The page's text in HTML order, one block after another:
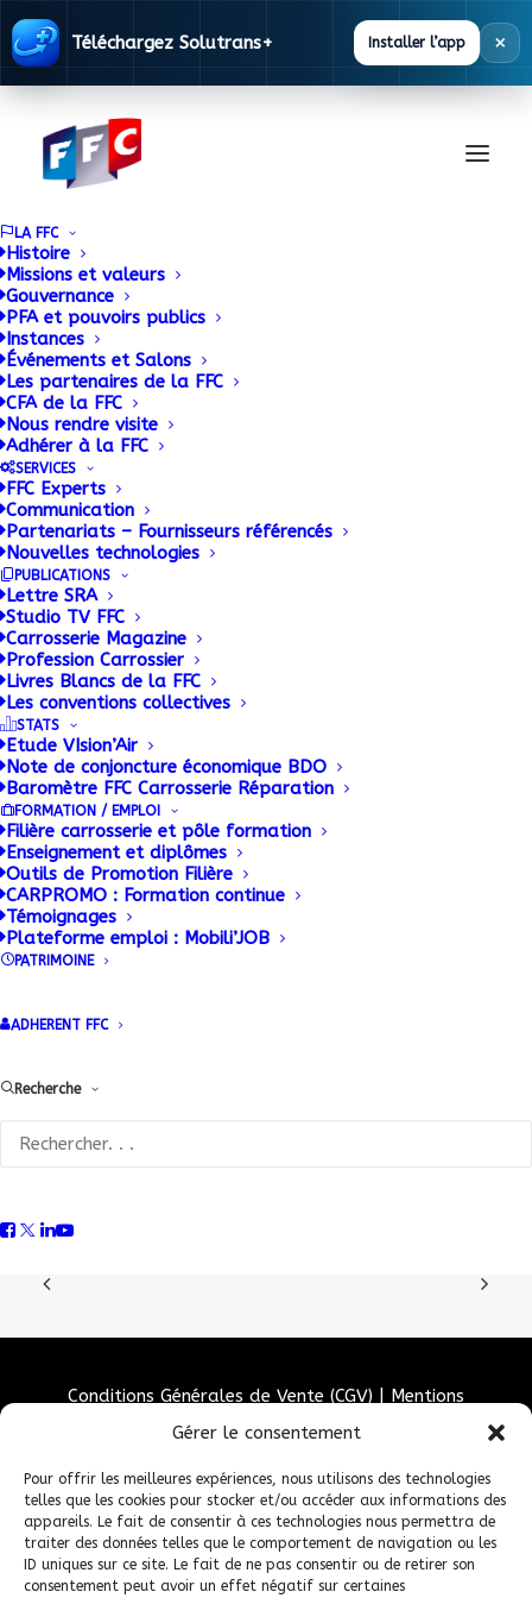
Gérer le consentement
Pour offrir les meilleures expériences, nous utilisons des technologies
telles que les cookies pour stocker et/ou accéder aux informations des
appareils. Le fait de consentir à ces technologies nous permettra de
traiter des données telles que le comportement de navigation ou les
ID uniques sur ce site. Le fait de ne pas consentir ou de retirer son
consentement peut avoir un effet négatif sur certaines
Téléchargez Solutrans+ Installer l’app ×
LA FFC
Histoire
Missions et valeurs
Gouvernance
PFA et pouvoirs publics
Instances
Événements et Salons
Les partenaires de la FFC
CFA de la FFC
Nous rendre visite
Adhérer à la FFC
SERVICES
FFC Experts
Communication
Partenariats – Fournisseurs référencés
Nouvelles technologies
PUBLICATIONS
Lettre SRA
Studio TV FFC
Carrosserie Magazine
Profession Carrossier
Livres Blancs de la FFC
Les conventions collectives
STATS
Etude VIsion’Air
Note de conjoncture économique BDO
Baromètre FFC Carrosserie Réparation
FORMATION / EMPLOI
Filière carrosserie et pôle formation
Enseignement et diplômes
Outils de Promotion Filière
CARPROMO : Formation continue
Témoignages
Plateforme emploi : Mobili’JOB
PATRIMOINE
ADHERENT FFC
Recherche
LAMBERET investit sur
son site de Saint-
Cyr/Menthon et
finalise la constitution
d’une équipe de
production
supplémentaire
12 MAI 2016 | BYADMIN
Nouvelle extension de l’usine de Saint-Cyr/Menthon.
Les innovations Lamberet dévoilées à Solutrans
pour ses Porteurs et semi-remorques frigorifiques
rencontrent un franc succès commercial. Le chiffre
d’affaire au premier trimestre 2016 a ainsi
progressé de plus de 18%.
Après le démarrage en avril 2016 de la production
m2couverts dédié aux utilitaires frigorifiques, situé
d’investissements et étend son site de Saint-
Conditions Générales de Vente (CGV)
Mentions
Politique de confidentialité